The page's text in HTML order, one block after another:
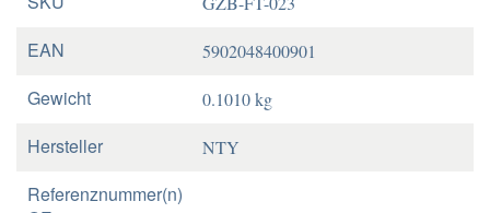
EAN 5902048400901
Gewicht 0.1010 kg
Hersteller NTY
Referenznummer(n)